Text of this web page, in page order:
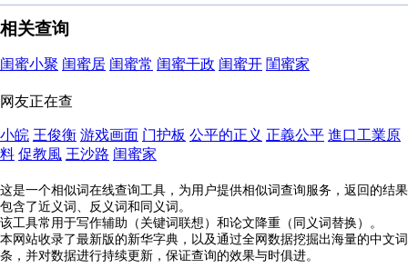
相关查询
闺蜜小聚 闺蜜居 闺蜜常 闺蜜干政 闺蜜开 閨蜜家
网友正在查
小皖 王俊衡 游戏画面 门护板 公平的正义 正義公平 進口工業原
料 促教風 王沙路 闺蜜家
这是一个相似词在线查询工具，为用户提供相似词查询服务，返回的结果
包含了近义词、反义词和同义词。
该工具常用于写作辅助（关键词联想）和论文降重（同义词替换）。
本网站收录了最新版的新华字典，以及通过全网数据挖掘出海量的中文词
条，并对数据进行持续更新，保证查询的效果与时俱进。